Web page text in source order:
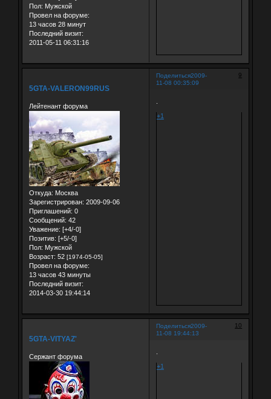
Пол: Мужской
Провел на форуме:
13 часов 28 минут
Последний визит:
2011-05-11 06:31:16
Поделиться 9
2009-
11-08 00:35:09
5GTA-VALERON99RUS
Лейтенант форума
Откуда: Москва
Зарегистрирован: 2009-09-06
Приглашений: 0
Сообщений: 42
Уважение: [+4/-0]
Позитив: [+5/-0]
Пол: Мужской
Возраст: 52 [1974-05-05]
Провел на форуме:
13 часов 43 минуты
Последний визит:
2014-03-30 19:44:14
+1
Поделиться 10
2009-
11-08 19:44:13
5GTA-VITYAZ'
Сержант форума
+1